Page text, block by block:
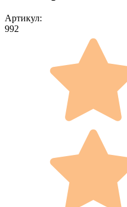
Артикул:
992